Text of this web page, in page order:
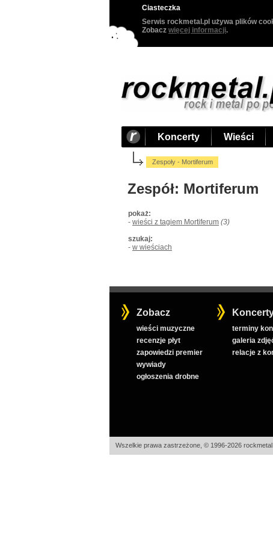
Ciasteczka
Serwis rockmetal.pl używa plików
Zobacz więcej informacji.
Koncerty Wieści
Zespoły - Mortiferum
Zespół: Mortiferum
pokaż:
- wieści z tagiem Mortiferum (3)
szukaj:
- w wieściach
Zobacz
wieści muzyczne
recenzje płyt
zapowiedzi premier
wywiady
ogłoszenia drobne
terminy
galeria
relacje z
Wszelkie prawa zastrzeżone, © 1996-2026